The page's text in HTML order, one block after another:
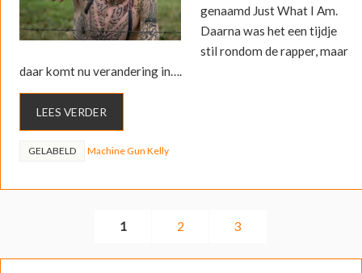
genaamd Just What I Am.
Daarna was het een tijdje
stil rondom de rapper, maar
daar komt nu verandering in….
LEES VERDER
GELABELD Machine Gun Kelly
1 2 3